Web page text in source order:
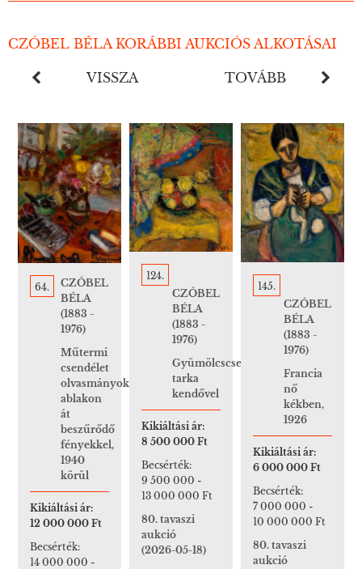
CZÓBEL BÉLA KORÁBBI AUKCIÓS ALKOTÁSAI
VISSZA TOVÁBB
64.
CZÓBEL
BÉLA
(1883 -
1976)
Műtermi
csendélet
olvasmányokkal
ablakon
át
beszűrődő
fényekkel,
1940
körül
Kikiáltási ár:
12 000 000 Ft
Becsérték:
14 000 000 -
124.
CZÓBEL
BÉLA
(1883 -
1976)
Gyümölcscsendélet
tarka
kendővel
Kikiáltási ár:
8 500 000 Ft
Becsérték:
9 500 000 -
13 000 000 Ft
80. tavaszi
aukció
(2026-05-18)
145.
CZÓBEL
BÉLA
(1883 -
1976)
Francia
nő
kékben,
1926
Kikiáltási ár:
6 000 000 Ft
Becsérték:
7 000 000 -
10 000 000 Ft
80. tavaszi
aukció